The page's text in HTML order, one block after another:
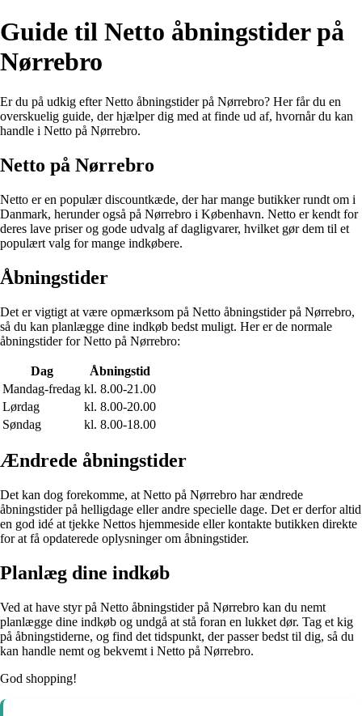
Guide til Netto åbningstider på
Nørrebro
Er du på udkig efter Netto åbningstider på Nørrebro? Her får du en
overskuelig guide, der hjælper dig med at finde ud af, hvornår du kan
handle i Netto på Nørrebro.
Netto på Nørrebro
Netto er en populær discountkæde, der har mange butikker rundt om i
Danmark, herunder også på Nørrebro i København. Netto er kendt for
deres lave priser og gode udvalg af dagligvarer, hvilket gør dem til et
populært valg for mange indkøbere.
Åbningstider
Det er vigtigt at være opmærksom på Netto åbningstider på Nørrebro,
så du kan planlægge dine indkøb bedst muligt. Her er de normale
åbningstider for Netto på Nørrebro:
Dag
Åbningstid
Mandag-fredag kl. 8.00-21.00
Lørdag
kl. 8.00-20.00
Søndag
kl. 8.00-18.00
Ændrede åbningstider
Det kan dog forekomme, at Netto på Nørrebro har ændrede
åbningstider på helligdage eller andre specielle dage. Det er derfor altid
en god idé at tjekke Nettos hjemmeside eller kontakte butikken direkte
for at få opdaterede oplysninger om åbningstider.
Planlæg dine indkøb
Ved at have styr på Netto åbningstider på Nørrebro kan du nemt
planlægge dine indkøb og undgå at stå foran en lukket dør. Tag et kig
på åbningstiderne, og find det tidspunkt, der passer bedst til dig, så du
kan handle nemt og bekvemt i Netto på Nørrebro.
God shopping!